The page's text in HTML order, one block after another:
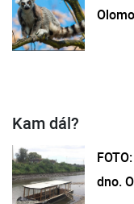
Kam dál?
dno.